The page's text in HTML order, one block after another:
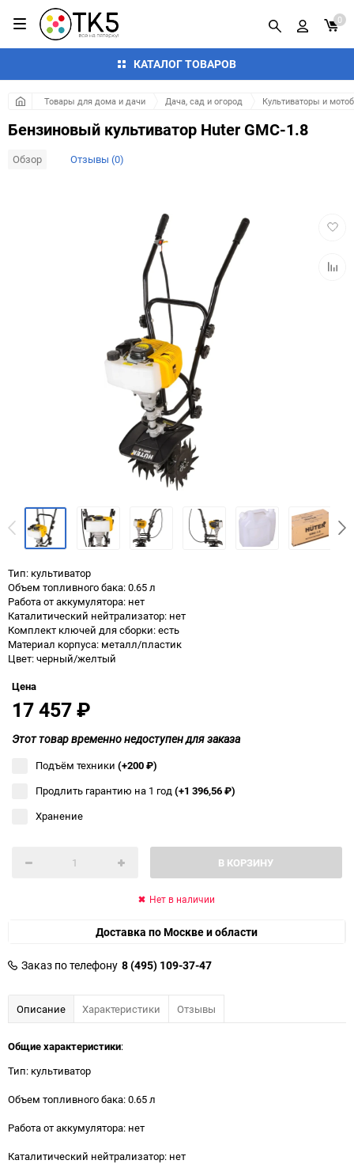
КАТАЛОГ ТОВАРОВ
0
Товары для дома и дачи Дача, сад и огород Культиваторы и
Бензиновый культиватор Huter GMC-1.8
Обзор Отзывы (0)
Тип: культиватор
Объем топливного бака: 0.65 л
Работа от аккумулятора: нет
Каталитический нейтрализатор: нет
Комплект ключей для сборки: есть
Материал корпуса: металл/пластик
Цвет: черный/желтый
Цена
17 457₽
Этот товар временно недоступен для заказа
Подъём техники (+200₽)
Продлить гарантию на 1 год(+1 396,56₽)
Хранение
В КОРЗИНУ
Нет в наличии
Доставка по Москве и области
Заказ по телефону 8 (495) 109-37-47
Описание Характеристики Отзывы
Общие характеристики:
Тип: культиватор
Объем топливного бака: 0.65 л
Работа от аккумулятора: нет
Каталитический нейтрализатор: нет